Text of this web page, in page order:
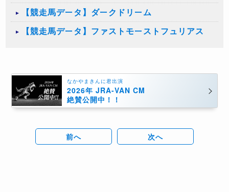
【競走馬データ】ダークドリーム
【競走馬データ】ファストモーストフュリアス
なかやまきんに君出演
2026年 JRA-VAN CM
絶賛公開中！！
前へ 次へ